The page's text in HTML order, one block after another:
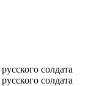
солдата
солдата